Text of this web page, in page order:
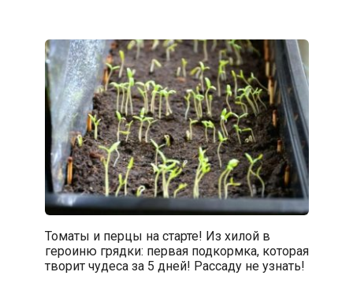
Томаты и перцы на старте! Из хилой в
героиню грядки: первая подкормка, которая
творит чудеса за 5 дней! Рассаду не узнать!